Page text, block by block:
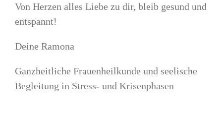
Von Herzen alles Liebe zu dir, bleib gesund und
entspannt!
Deine Ramona
Ganzheitliche Frauenheilkunde und seelische
Begleitung in Stress- und Krisenphasen